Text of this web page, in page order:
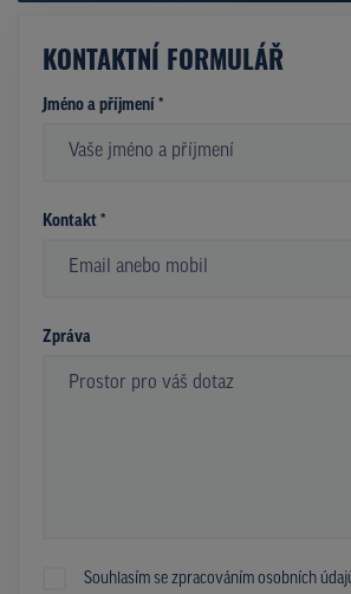
KONTAKTNÍ FORMULÁŘ
Jméno a příjmení *
Kontakt *
Zpráva
Souhlasím se zpracováním osobních